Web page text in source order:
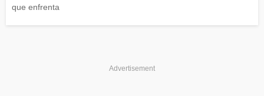
que enfrenta
Advertisement